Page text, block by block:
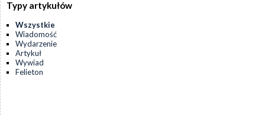
Typy artykułów
Wszystkie
Wiadomość
Wydarzenie
Artykuł
Wywiad
Felieton